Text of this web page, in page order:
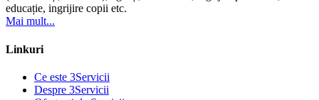
educație, ingrijire copii etc.
Mai mult...
Linkuri
Ce este 3Servicii
Despre 3Servicii